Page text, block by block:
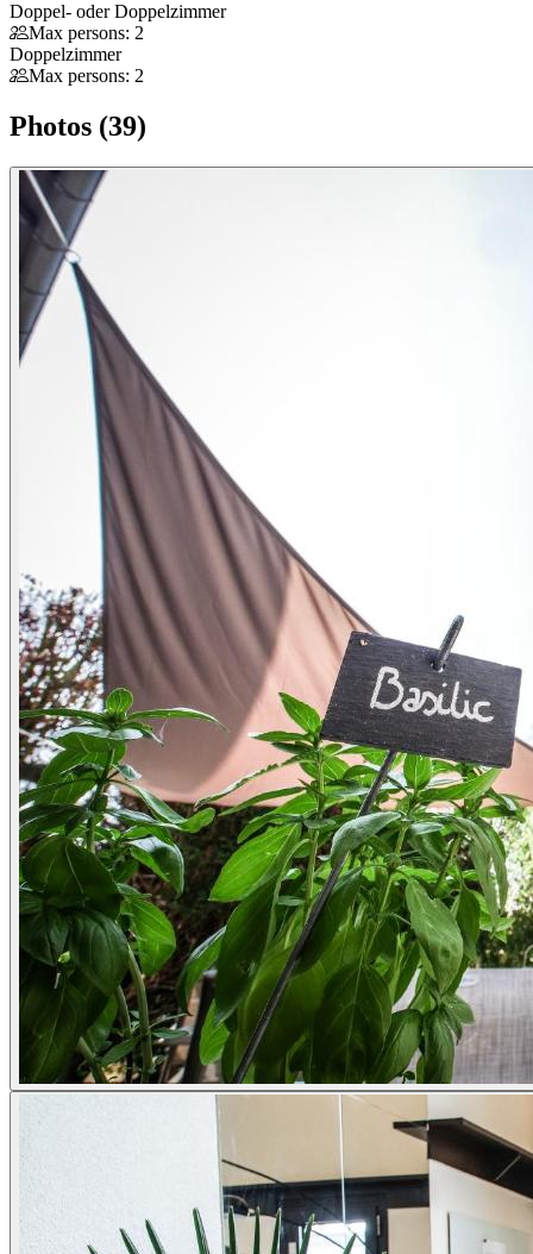
Doppel- oder Doppelzimmer
Max persons: 2
Doppelzimmer
Max persons: 2
Photos (39)